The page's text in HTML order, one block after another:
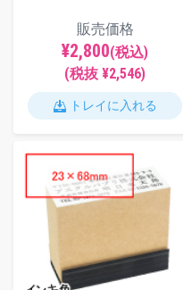
販売価格
¥2,800(税込)
(税抜 ¥2,546)
トレイに入れる